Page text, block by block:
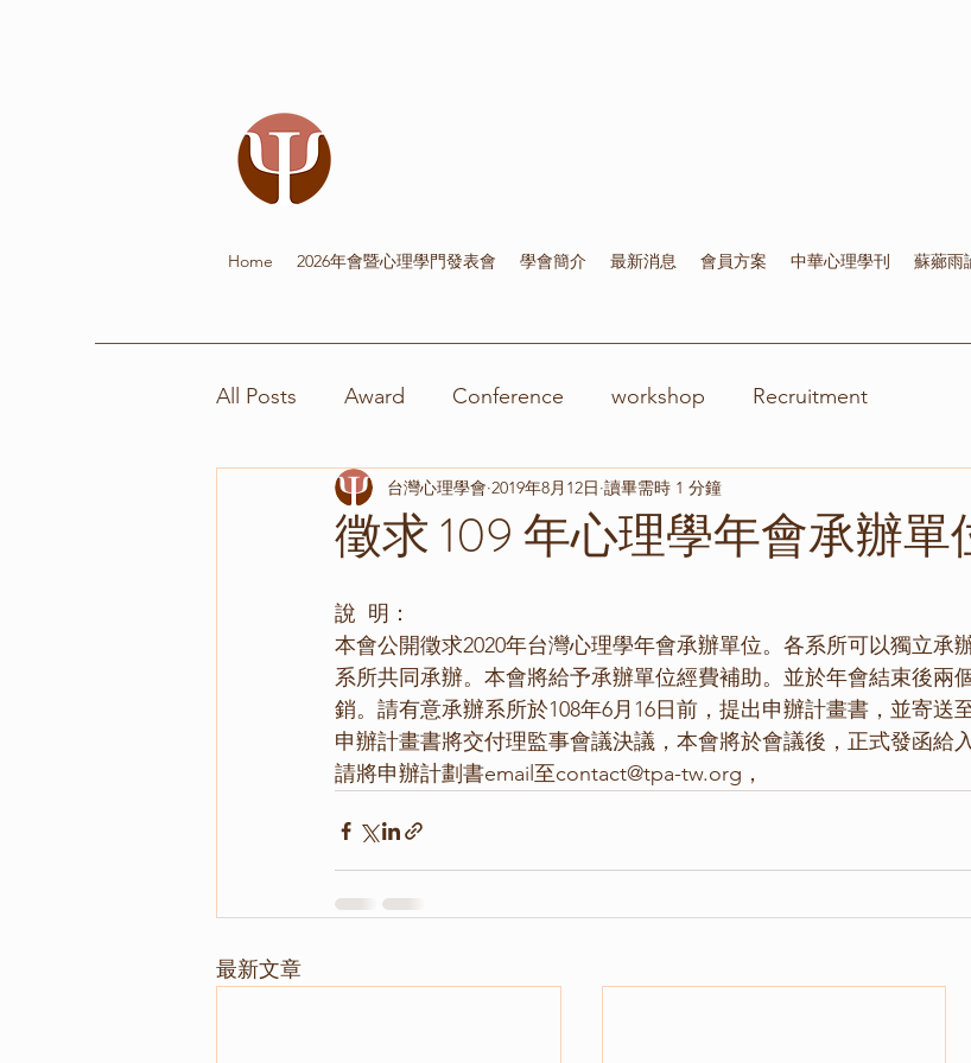
Home 2026年會暨心理學門發表會 學會簡介 最新消息 會員方案 中華心理學刊 蘇薌雨
All Posts Award Conference workshop Recruitment
徵求 109 年心理學年會承辦單
台灣心理學會 2019年8月12日 讀畢需時 1 分鐘
說  明：
本會公開徵求2020年台灣心理學年會承辦單位。各系所可以獨立承
系所共同承辦。本會將給予承辦單位經費補助。並於年會結束後兩
銷。請有意承辦系所於108年6月16日前，提出申辦計畫書，並寄送
申辦計畫書將交付理監事會議決議，本會將於會議後，正式發函給
請將申辦計劃書email至contact@tpa-tw.org，
最新文章